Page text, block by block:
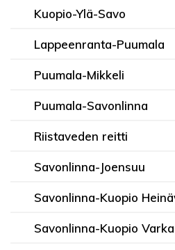
Kuopio-Ylä-Savo
Lappeenranta-Puumala
Puumala-Mikkeli
Puumala-Savonlinna
Riistaveden reitti
Savonlinna-Joensuu
Savonlinna-Kuopio
Savonlinna-Kuopio